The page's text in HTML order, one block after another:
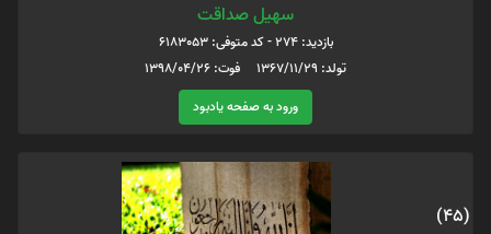
سهیل صداقت
بازدید: 274 - کد متوفی: 6183053
تولد: 1367/11/29 فوت: 1398/04/26
ورود به صفحه یادبود
(45)